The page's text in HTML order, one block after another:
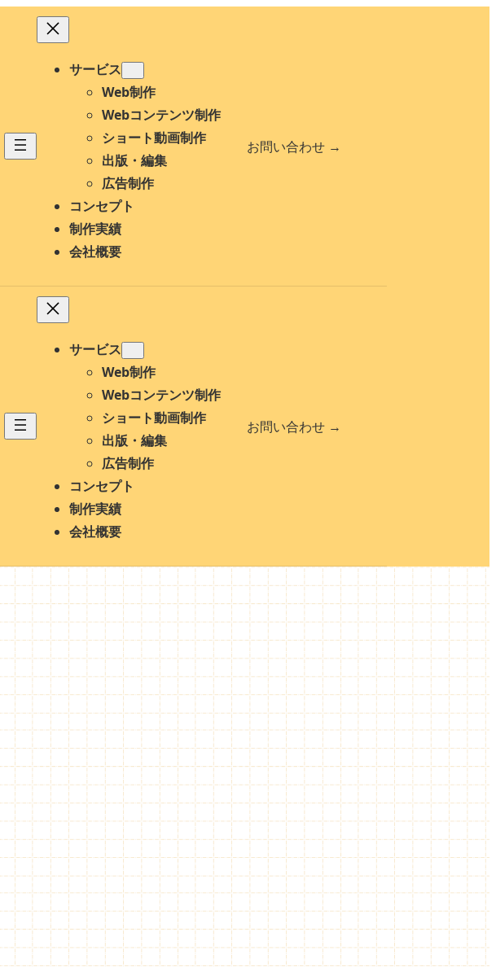
サービス
Web制作
Webコンテンツ制作
ショート動画制作
出版・編集
広告制作
コンセプト
制作実績
会社概要
お問い合わせ →
サービス
Web制作
Webコンテンツ制作
ショート動画制作
出版・編集
広告制作
コンセプト
制作実績
会社概要
お問い合わせ →